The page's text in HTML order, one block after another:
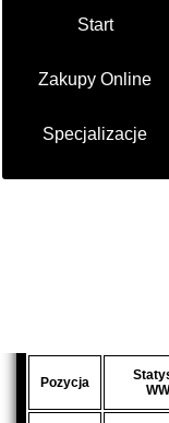
Start
Zakupy Online
Specjalizacje
Pozycja